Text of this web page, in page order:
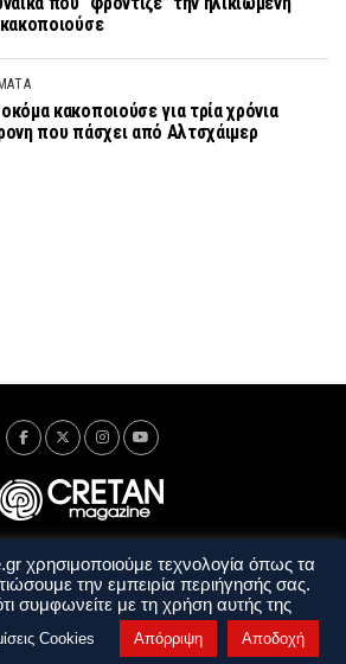
κακοποιούσε για τρία χρόνια
που πάσχει από Αλτσχάιμερ
Πολιτική Απορρήτου
Όροι Χρήσης
Όροι και Προϋποθέσεις
χρησιμοποιούμε τεχνολογία όπως τα
την εμπειρία περιήγησής σας.
συμφωνείτε με τη χρήση αυτής της
Cookies Απόρριψη Αποδοχή